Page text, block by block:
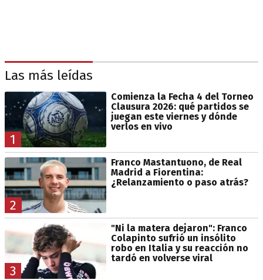
Las más leídas
1
Comienza la Fecha 4 del Torneo
Clausura 2026: qué partidos se
juegan este viernes y dónde
verlos en vivo
2
Franco Mastantuono, de Real
Madrid a Fiorentina:
¿Relanzamiento o paso atrás?
3
"Ni la matera dejaron": Franco
Colapinto sufrió un insólito
robo en Italia y su reacción no
tardó en volverse viral